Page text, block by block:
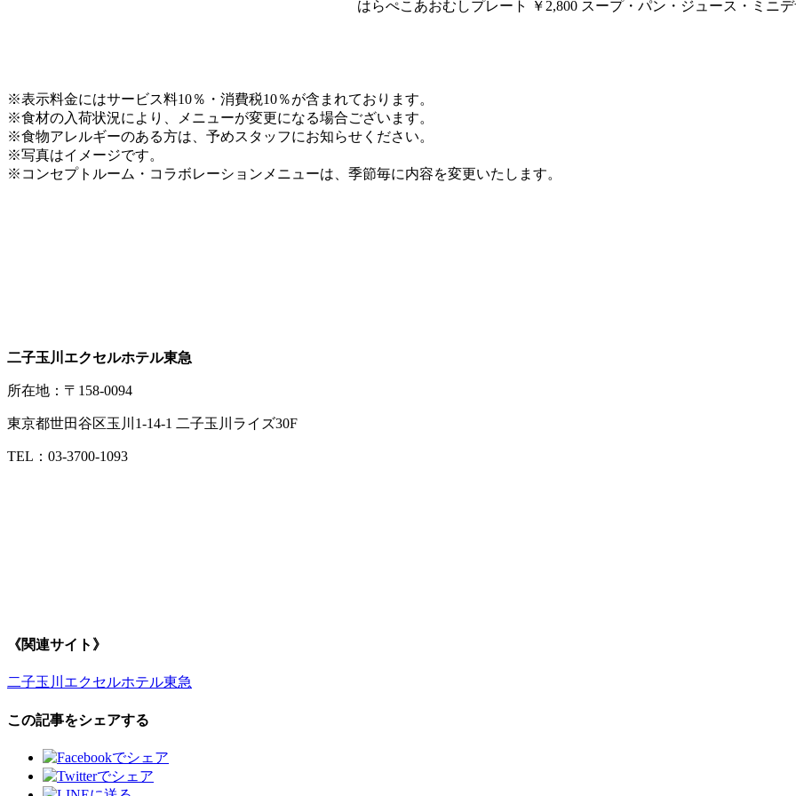
はらぺこあおむしプレート ￥2,800 スープ・パン・ジュース・ミニ
※表示料金にはサービス料10％・消費税10％が含まれております。
※食材の入荷状況により、メニューが変更になる場合ございます。
※食物アレルギーのある方は、予めスタッフにお知らせください。
※写真はイメージです。
※コンセプトルーム・コラボレーションメニューは、季節毎に内容を変更いたします。
二子玉川エクセルホテル東急
所在地：〒158-0094
東京都世田谷区玉川1-14-1 二子玉川ライズ30F
TEL：03-3700-1093
《関連サイト》
二子玉川エクセルホテル東急
この記事をシェアする